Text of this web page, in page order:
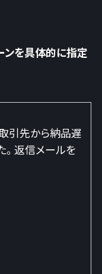
ンを具体的に指定
引先から納品遅
。返信メールを